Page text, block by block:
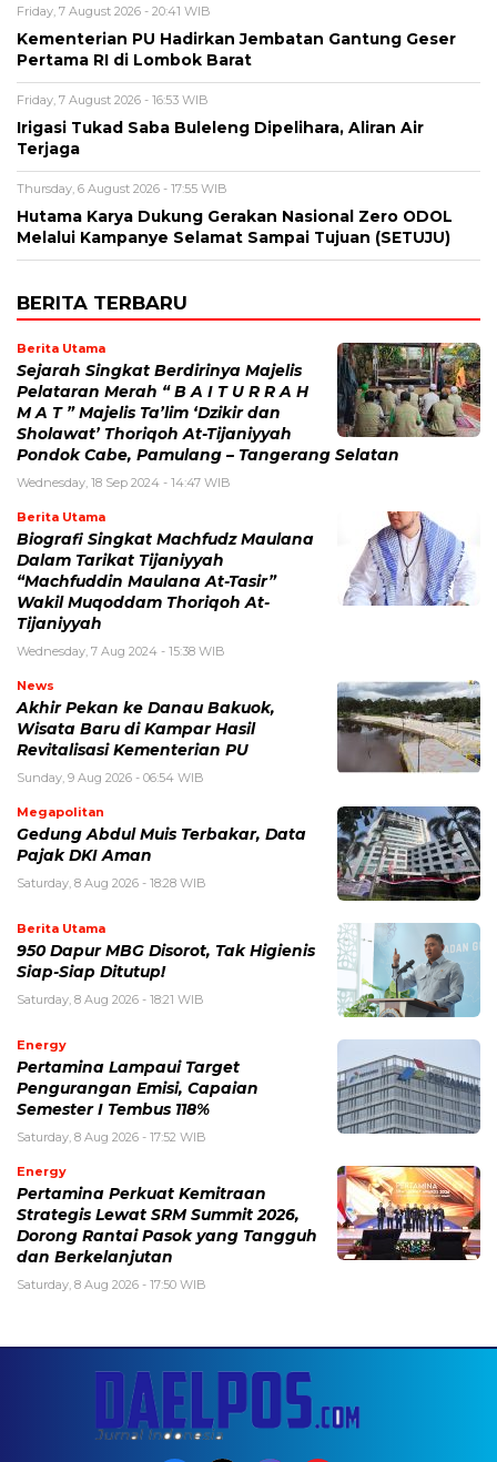
Friday, 7 August 2026 - 20:41 WIB
Kementerian PU Hadirkan Jembatan Gantung Geser
Pertama RI di Lombok Barat
Friday, 7 August 2026 - 16:53 WIB
Irigasi Tukad Saba Buleleng Dipelihara, Aliran Air
Terjaga
Thursday, 6 August 2026 - 17:55 WIB
Hutama Karya Dukung Gerakan Nasional Zero ODOL
Melalui Kampanye Selamat Sampai Tujuan (SETUJU)
BERITA TERBARU
Berita Utama
Sejarah Singkat Berdirinya Majelis
Pelataran Merah “ B A I T U R R A H
M A T ” Majelis Ta’lim ‘Dzikir dan
Sholawat’ Thoriqoh At-Tijaniyyah
Pondok Cabe, Pamulang – Tangerang Selatan
Wednesday, 18 Sep 2024 - 14:47 WIB
Berita Utama
Biografi Singkat Machfudz Maulana
Dalam Tarikat Tijaniyyah
“Machfuddin Maulana At-Tasir”
Wakil Muqoddam Thoriqoh At-
Tijaniyyah
Wednesday, 7 Aug 2024 - 15:38 WIB
News
Akhir Pekan ke Danau Bakuok,
Wisata Baru di Kampar Hasil
Revitalisasi Kementerian PU
Sunday, 9 Aug 2026 - 06:54 WIB
Megapolitan
Gedung Abdul Muis Terbakar, Data
Pajak DKI Aman
Saturday, 8 Aug 2026 - 18:28 WIB
Berita Utama
950 Dapur MBG Disorot, Tak Higienis
Siap-Siap Ditutup!
Saturday, 8 Aug 2026 - 18:21 WIB
Energy
Pertamina Lampaui Target
Pengurangan Emisi, Capaian
Semester I Tembus 118%
Saturday, 8 Aug 2026 - 17:52 WIB
Energy
Pertamina Perkuat Kemitraan
Strategis Lewat SRM Summit 2026,
Dorong Rantai Pasok yang Tangguh
dan Berkelanjutan
Saturday, 8 Aug 2026 - 17:50 WIB